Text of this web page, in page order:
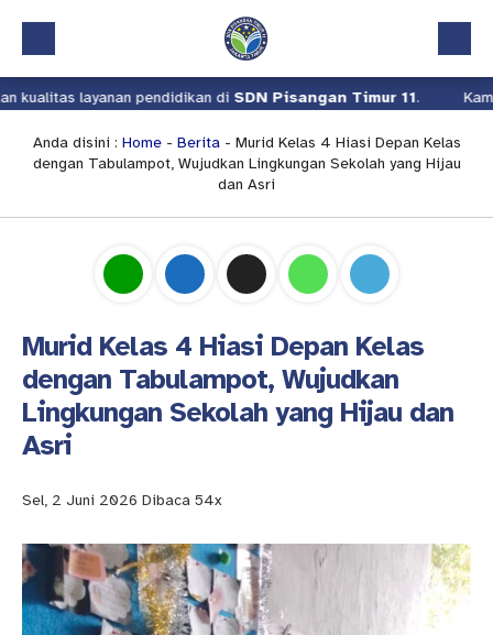
Beranda
Profil
Layanan
Pindah Sekolah
UKS
Lapor
pendidikan diSDN Pisangan Timur 11. Kami terus
Anda disini : Home- Berita- Murid Kelas 4 Hiasi Depan Kelas
dengan Tabulampot, Wujudkan Lingkungan Sekolah yang Hijau
dan Asri
Murid Kelas 4 Hiasi Depan Kelas
dengan Tabulampot, Wujudkan
Lingkungan Sekolah yang Hijau dan
Asri
Sel, 2 Juni 2026 Dibaca 54x